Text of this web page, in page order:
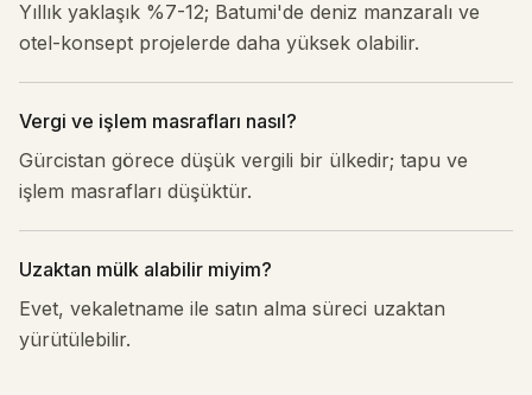
Yıllık yaklaşık %7-12; Batumi'de deniz manzaralı ve
otel-konsept projelerde daha yüksek olabilir.
Vergi ve işlem masrafları nasıl?
Gürcistan görece düşük vergili bir ülkedir; tapu ve
işlem masrafları düşüktür.
Uzaktan mülk alabilir miyim?
Evet, vekaletname ile satın alma süreci uzaktan
yürütülebilir.